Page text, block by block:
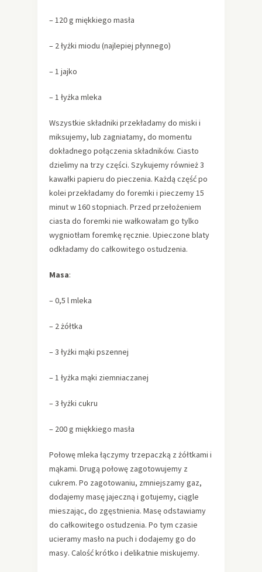
– 120 g miękkiego masła
– 2 łyżki miodu (najlepiej płynnego)
– 1 jajko
– 1 łyżka mleka
Wszystkie składniki przekładamy do miski i
miksujemy, lub zagniatamy, do momentu
dokładnego połączenia składników. Ciasto
dzielimy na trzy części. Szykujemy również 3
kawałki papieru do pieczenia. Każdą część po
kolei przekładamy do foremki i pieczemy 15
minut w 160 stopniach. Przed przełożeniem
ciasta do foremki nie wałkowałam go tylko
wygniotłam foremkę ręcznie. Upieczone blaty
odkładamy do całkowitego ostudzenia.
Masa:
– 0,5 l mleka
– 2 żółtka
– 3 łyżki mąki pszennej
– 1 łyżka mąki ziemniaczanej
– 3 łyżki cukru
– 200 g miękkiego masła
Połowę mleka łączymy trzepaczką z żółtkami i
mąkami. Drugą połowę zagotowujemy z
cukrem. Po zagotowaniu, zmniejszamy gaz,
dodajemy masę jajeczną i gotujemy, ciągle
mieszając, do zgęstnienia. Masę odstawiamy
do całkowitego ostudzenia. Po tym czasie
ucieramy masło na puch i dodajemy go do
masy. Calość krótko i delikatnie miskujemy.